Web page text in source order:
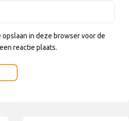
opslaan in deze browser voor de
reactie plaats.